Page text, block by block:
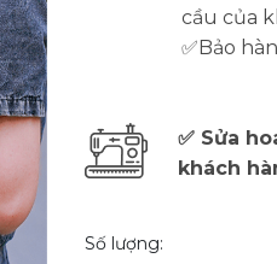
cầu của
✅Bảo
✅ Sửa
khách
Số lượng: